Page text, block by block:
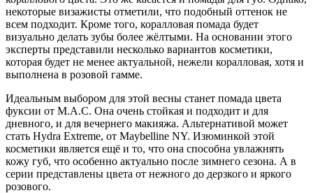
некоторые визажисты отметили, что подобный оттенок не
всем подходит. Кроме того, коралловая помада будет
визуально делать зубы более жёлтыми. На основании этого
эксперты представили несколько вариантов косметики,
которая будет не менее актуальной, нежели коралловая, хотя и
выполнена в розовой гамме.
Идеальным выбором для этой весны станет помада цвета
фуксии от М.А.С. Она очень стойкая и подходит и для
дневного, и для вечернего макияжа. Альтернативой может
стать Hydra Extreme, от Maybelline NY. Изюминкой этой
косметики является ещё и то, что она способна увлажнять
кожу губ, что особенно актуально после зимнего сезона. А в
серии представлены цвета от нежного до дерзкого и яркого
розового.